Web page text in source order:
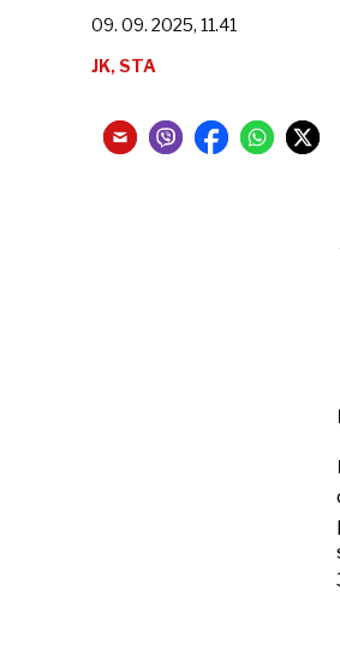
09. 09. 2025, 11.41
JK, STA